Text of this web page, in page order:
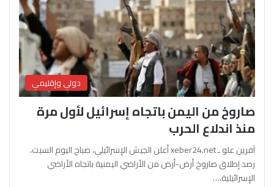
دولي وإقليمي
صاروخ من اليمن باتجاه إسرائيل لأول مرة
منذ اندلاع الحرب
آفرين علو ـ xeber24.net أعلن الجيش الإسرائيلي، صباح اليوم السبت،
رصد إطلاق صاروخ أرض-أرض من الأراضي اليمنية باتجاه الأراضي
الإسرائيلية،…